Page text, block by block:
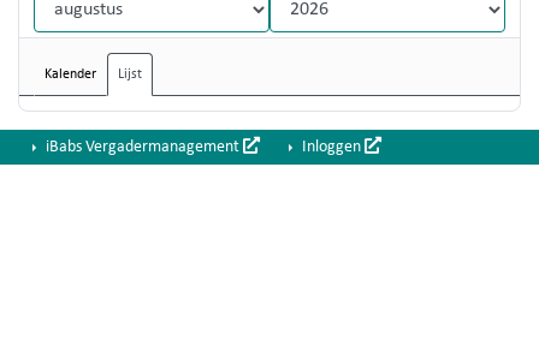
Kalender Lijst
iBabs Vergadermanagement Inloggen